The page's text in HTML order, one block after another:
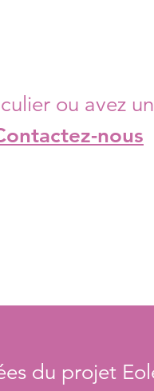
ou avez
nous
du projet